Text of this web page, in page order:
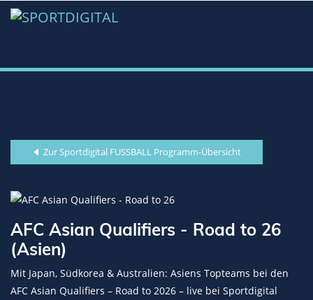
Zur Sportdigital FUSSBALL Programm-Übersicht
AFC Asian Qualifiers - Road to 26
(Asien)
Mit Japan, Südkorea & Australien: Asiens Topteams bei den
AFC Asian Qualifiers – Road to 2026 – live bei Sportdigital